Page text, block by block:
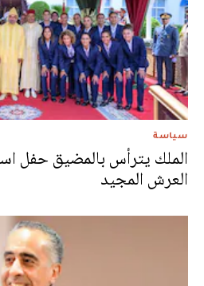
سياسة
الملك يترأس بالمضيق حفل
العرش المجيد